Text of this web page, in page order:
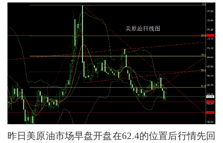
昨日美原油市场早盘开盘在62.4的位置后行情先回